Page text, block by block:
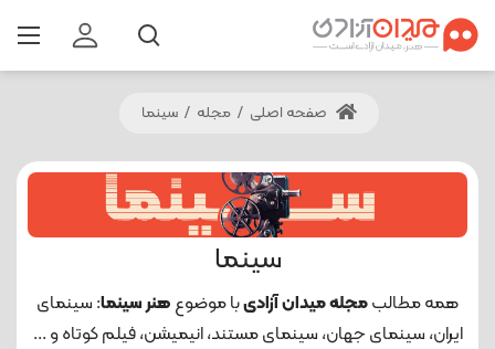
صفحه اصلی / مجله / سینما
سینما
همه مطالبمجله میدان آزادیبا موضوع هنر سینما: سینمای
ایران، سینمای جهان، سینمای مستند، انیمیشن، فیلم کوتاه و ...